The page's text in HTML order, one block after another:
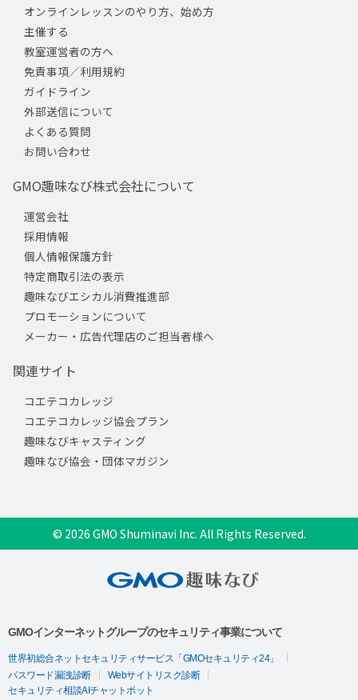
オンラインレッスンのやり方、始め方
主催する
教室運営者の方へ
免責事項／利用規約
ガイドライン
外部送信について
よくある質問
お問い合わせ
GMO趣味なび株式会社について
運営会社
採用情報
個人情報保護方針
特定商取引法の表示
趣味なびエシカル消費推進部
プロモーションについて
メーカー・広告代理店のご担当者様へ
関連サイト
コエテコカレッジ
コエテコカレッジ協会プラン
趣味なびキャスティング
趣味なび協会・団体マガジン
© 2026 GMO Shuminavi Inc. All Rights Reserved.